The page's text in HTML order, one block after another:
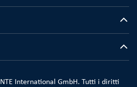
International GmbH. Tutti i diritti